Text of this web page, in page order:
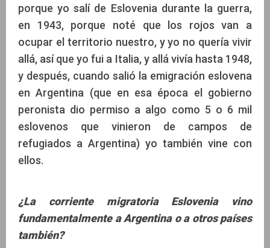
porque yo salí de Eslovenia durante la guerra,
en 1943, porque noté que los rojos van a
ocupar el territorio nuestro, y yo no quería vivir
allá, así que yo fui a Italia, y allá vivía hasta 1948,
y después, cuando salió la emigración eslovena
en Argentina (que en esa época el gobierno
peronista dio permiso a algo como 5 o 6 mil
eslovenos que vinieron de campos de
refugiados a Argentina) yo también vine con
ellos.
¿La corriente migratoria Eslovenia vino
fundamentalmente a Argentina o a otros países
también?